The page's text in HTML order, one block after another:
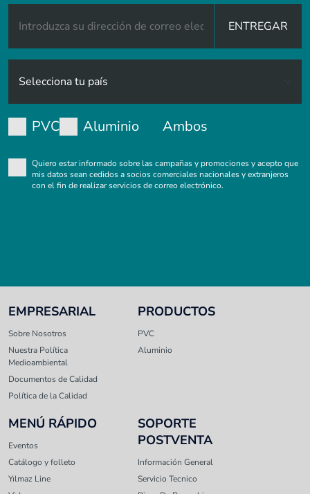
ENTREGAR
PVC Aluminio Ambos
Quiero estar informado sobre las campañas y promociones y acepto que
mis datos sean cedidos a socios comerciales nacionales y extranjeros
con el fin de realizar servicios de correo electrónico.
EMPRESARIAL
Sobre Nosotros
Nuestra Política
Medioambiental
Documentos de Calidad
Política de la Calidad
PRODUCTOS
PVC
Aluminio
MENÚ RÁPIDO
Eventos
Catálogo y folleto
Yılmaz Line
SOPORTE
POSTVENTA
Información General
Servicio Tecnico